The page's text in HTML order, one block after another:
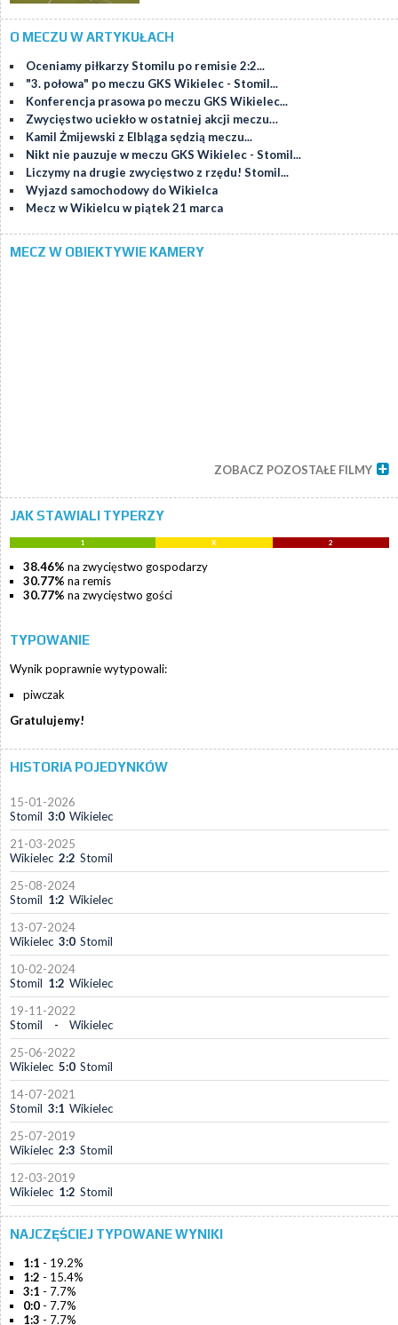
O MECZU W ARTYKUŁACH
Oceniamy piłkarzy Stomilu po remisie 2:2...
"3. połowa" po meczu GKS Wikielec - Stomil...
Konferencja prasowa po meczu GKS Wikielec...
Zwycięstwo uciekło w ostatniej akcji meczu…
Kamil Żmijewski z Elbląga sędzią meczu...
Nikt nie pauzuje w meczu GKS Wikielec - Stomil...
Liczymy na drugie zwycięstwo z rzędu! Stomil...
Wyjazd samochodowy do Wikielca
Mecz w Wikielcu w piątek 21 marca
MECZ W OBIEKTYWIE KAMERY
ZOBACZ POZOSTAŁE FILMY
JAK STAWIALI TYPERZY
1 X 2
38.46% na zwycięstwo gospodarzy
30.77% na remis
30.77% na zwycięstwo gości
TYPOWANIE
Wynik poprawnie wytypowali:
piwczak
Gratulujemy!
HISTORIA POJEDYNKÓW
15-01-2026
Stomil 3:0 Wikielec
21-03-2025
Wikielec 2:2 Stomil
25-08-2024
Stomil 1:2 Wikielec
13-07-2024
Wikielec 3:0 Stomil
10-02-2024
Stomil 1:2 Wikielec
19-11-2022
Stomil
-
Wikielec
25-06-2022
Wikielec 5:0 Stomil
14-07-2021
Stomil 3:1 Wikielec
25-07-2019
Wikielec 2:3 Stomil
12-03-2019
Wikielec 1:2 Stomil
NAJCZĘŚCIEJ TYPOWANE WYNIKI
1:1 - 19.2%
1:2 - 15.4%
3:1 - 7.7%
0:0 - 7.7%
1:3 - 7.7%